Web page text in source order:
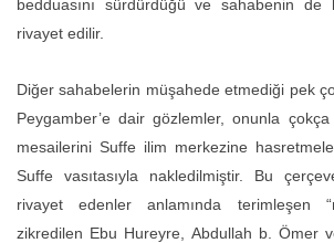
bedduasını sürdürdüğü ve sahabenin de
rivayet edilir.
Diğer sahabelerin müşahede etmediği pek
Peygamber’e dair gözlemler, onunla
mesailerini Suffe ilim merkezine
Suffe vasıtasıyla nakledilmiştir. Bu
rivayet edenler anlamında terimleşen
zikredilen Ebu Hureyre, Abdullah b. Ömer